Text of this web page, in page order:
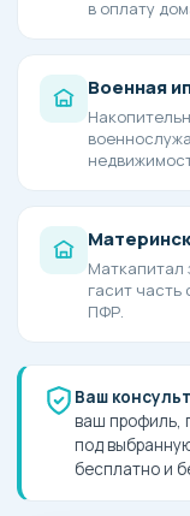
в оплату
Военная
Маткапитал
гасит
ПФР.
Ваш
ваш профиль,
под
бесплатно и